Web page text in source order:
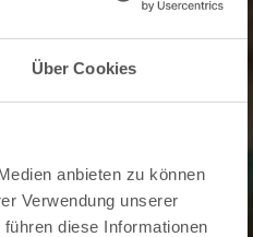
Über Cookies
anbieten zu können
Verwendung unserer
diese Informationen